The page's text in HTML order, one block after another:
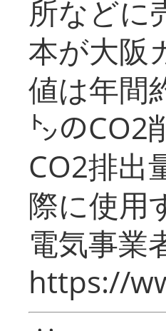
所などに
本が大阪
値は年間
㌧のCO2
CO2排出
際に使用
電気事業
https://